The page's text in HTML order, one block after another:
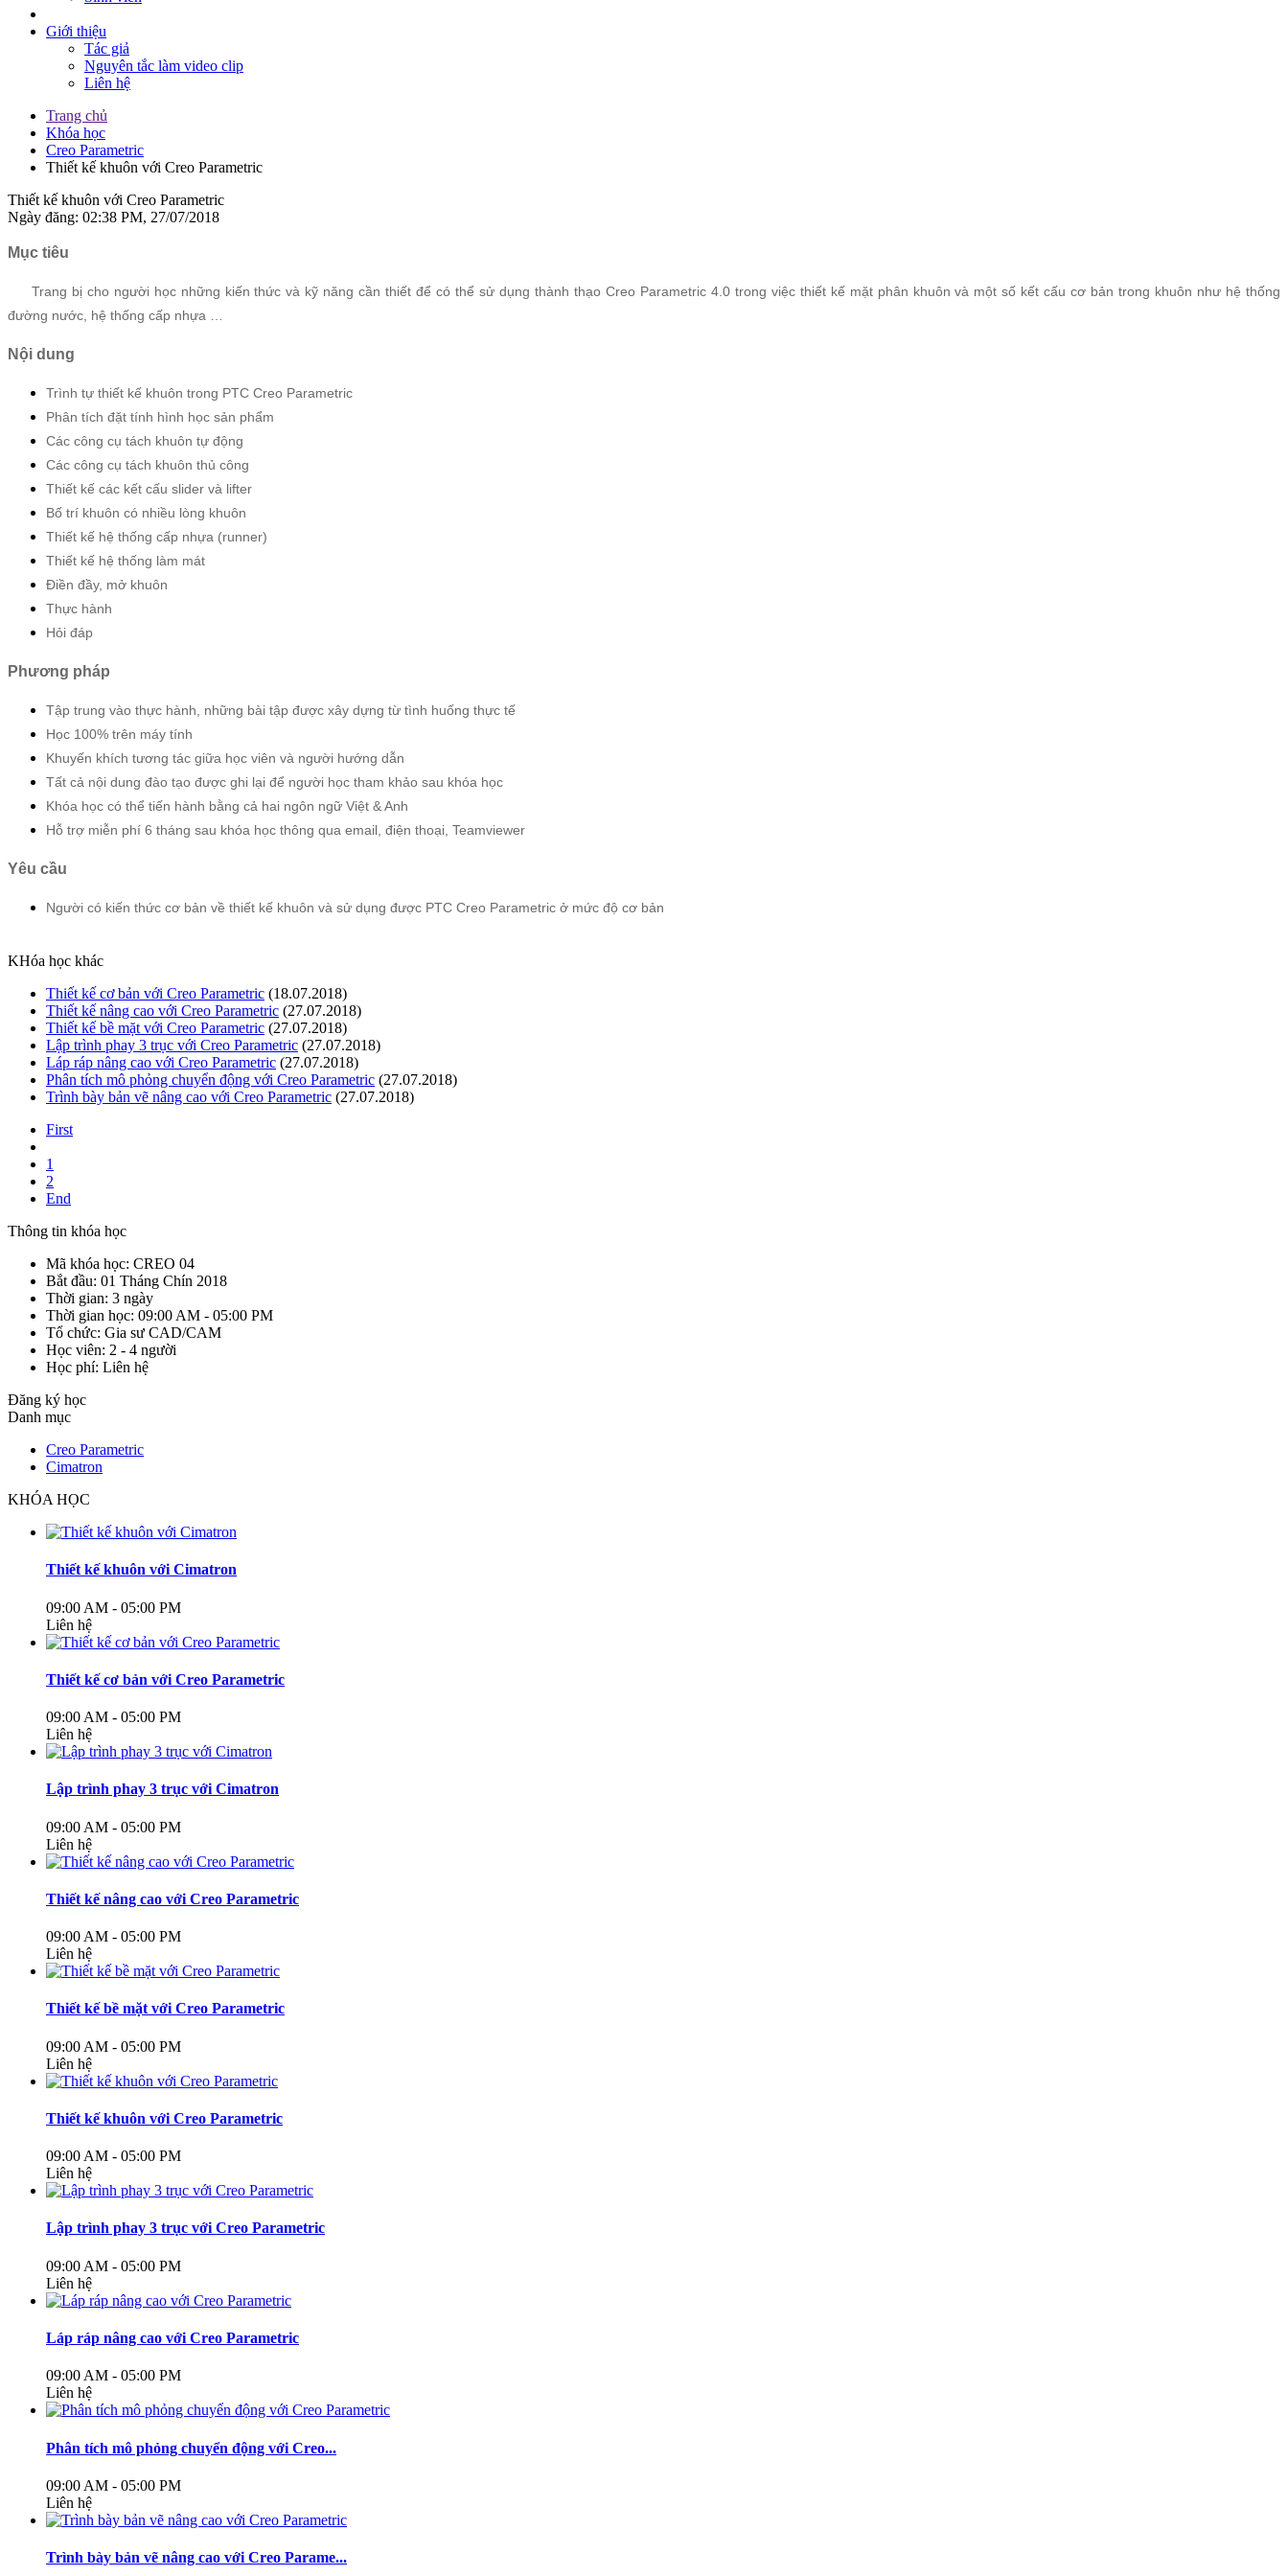
Giới thiệu
Tác giả
Nguyên tắc làm video clip
Liên hệ
Trang chủ
Khóa học
Creo Parametric
Thiết kế khuôn với Creo Parametric
Thiết kế khuôn với Creo Parametric
Ngày đăng: 02:38 PM, 27/07/2018
Mục tiêu
Trang bị cho người học những kiến thức và kỹ năng cần thiết để có thể sử dụng thành thạo Creo Parametric 4.0 trong việc thiết kế mặt phân khuôn và một số kết cấu cơ bản trong khuôn như hệ thống
đường nước, hệ thống cấp nhựa …
Nội dung
Trình tự thiết kế khuôn trong PTC Creo Parametric
Phân tích đặt tính hình học sản phẩm
Các công cụ tách khuôn tự động
Các công cụ tách khuôn thủ công
Thiết kế các kết cấu slider và lifter
Bố trí khuôn có nhiều lòng khuôn
Thiết kế hệ thống cấp nhựa (runner)
Thiết kế hệ thống làm mát
Điền đầy, mở khuôn
Thực hành
Hỏi đáp
Phương pháp
Tập trung vào thực hành, những bài tập được xây dựng từ tình huống thực tế
Học 100% trên máy tính
Khuyến khích tương tác giữa học viên và người hướng dẫn
Tất cả nội dung đào tạo được ghi lại để người học tham khảo sau khóa học
Khóa học có thể tiến hành bằng cả hai ngôn ngữ Việt & Anh
Hỗ trợ miễn phí 6 tháng sau khóa học thông qua email, điện thoại, Teamviewer
Yêu cầu
Người có kiến thức cơ bản về thiết kế khuôn và sử dụng được PTC Creo Parametric ở mức độ cơ bản
KHóa học khác
Thiết kế cơ bản với Creo Parametric (18.07.2018)
Thiết kế nâng cao với Creo Parametric (27.07.2018)
Thiết kế bề mặt với Creo Parametric (27.07.2018)
Lập trình phay 3 trục với Creo Parametric (27.07.2018)
Láp ráp nâng cao với Creo Parametric (27.07.2018)
Phân tích mô phỏng chuyển động với Creo Parametric (27.07.2018)
Trình bày bản vẽ nâng cao với Creo Parametric (27.07.2018)
First
1
2
End
Thông tin khóa học
Mã khóa học: CREO 04
Bắt đầu: 01 Tháng Chín 2018
Thời gian: 3 ngày
Thời gian học: 09:00 AM - 05:00 PM
Tổ chức: Gia sư CAD/CAM
Học viên: 2 - 4 người
Học phí: Liên hệ
Đăng ký học
Danh mục
Creo Parametric
Cimatron
KHÓA HỌC
Thiết kế khuôn với Cimatron
09:00 AM - 05:00 PM
Liên hệ
Thiết kế cơ bản với Creo Parametric
09:00 AM - 05:00 PM
Liên hệ
Lập trình phay 3 trục với Cimatron
09:00 AM - 05:00 PM
Liên hệ
Thiết kế nâng cao với Creo Parametric
09:00 AM - 05:00 PM
Liên hệ
Thiết kế bề mặt với Creo Parametric
09:00 AM - 05:00 PM
Liên hệ
Thiết kế khuôn với Creo Parametric
09:00 AM - 05:00 PM
Liên hệ
Lập trình phay 3 trục với Creo Parametric
09:00 AM - 05:00 PM
Liên hệ
Láp ráp nâng cao với Creo Parametric
09:00 AM - 05:00 PM
Liên hệ
Phân tích mô phỏng chuyển động với Creo...
09:00 AM - 05:00 PM
Liên hệ
Trình bày bản vẽ nâng cao với Creo Parame...